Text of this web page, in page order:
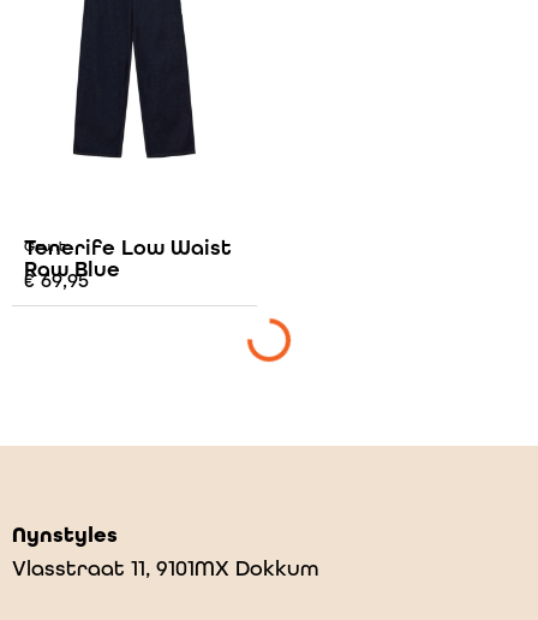
Grunt
Tenerife Low Waist
Raw Blue
€69,95
Nynstyles
Vlasstraat 11, 9101MX Dokkum